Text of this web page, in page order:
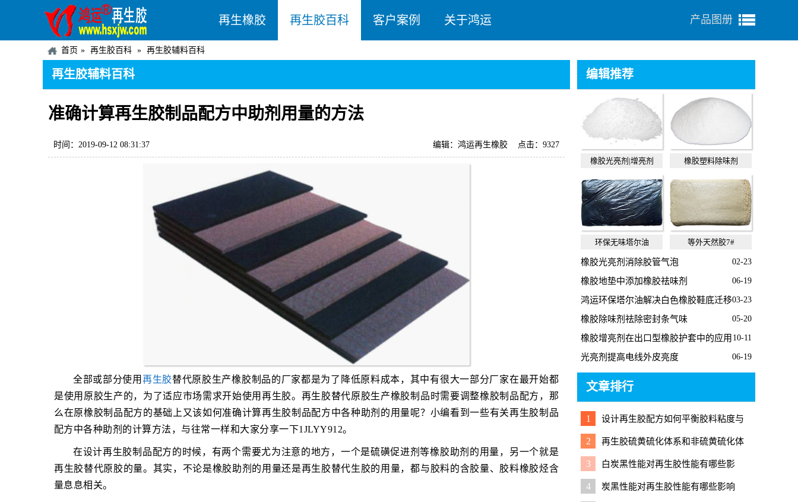
再生橡胶 再生胶百科 客户案例 关于鸿运 产品图册
首页 再生胶百科 再生胶辅料百科
再生胶辅料百科
准确计算再生胶制品配方中助剂用量的方法
时间：2019-09-12 08:31:37 点击：9327
编辑：鸿运再生橡胶
全部或部分使用 再生胶替代原胶生产橡胶制品的厂家都是为了降低原料成本，其中有很大一部分厂家在最开始都
是使用原胶生产的，为了适应市场需求开始使用再生胶。再生胶替代原胶生产橡胶制品时需要调整橡胶制品配方，那
么在原橡胶制品配方的基础上又该如何准确计算再生胶制品配方中各种助剂的用量呢？小编看到一些有关再生胶制品
配方中各种助剂的计算方法，与往常一样和大家分享一下1JLYY912。
在设计再生胶制品配方的时候，有两个需要尤为注意的地方，一个是硫磺促进剂等橡胶助剂的用量，另一个就是
再生胶替代原胶的量。其实，不论是橡胶助剂的用量还是再生胶替代生胶的用量，都与胶料的含胶量、胶料橡胶烃含
量息息相关。
编辑推荐
橡胶光亮剂|增亮剂 橡胶塑料除味剂
环保无味塔尔油 等外天然胶7#
02-23
橡胶光亮剂消除胶管气泡
06-19
橡胶地垫中添加橡胶祛味剂
03-23
鸿运环保塔尔油解决白色橡胶鞋底迁移
问题
05-20
橡胶除味剂祛除密封条气味
10-11
橡胶增亮剂在出口型橡胶护套中的应用
06-19
光亮剂提高电线外皮亮度
文章排行
1
设计再生胶配方如何平衡胶料粘度与
加工性能
2
再生胶硫黄硫化体系和非硫黄硫化体
系有什么区别？
3
白炭黑性能对再生胶性能有哪些影
响？
4 炭黑性能对再生胶性能有哪些影响